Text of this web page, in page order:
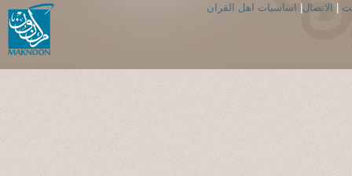
| الاتصال| اساسيات اهل القران